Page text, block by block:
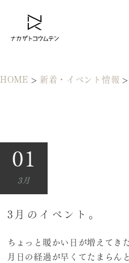
HOME > 新着・イベント情報 >
01
3月
3月のイベント。
ちょっと暖かい日が増えてき
月日の経過が早くてたまらん